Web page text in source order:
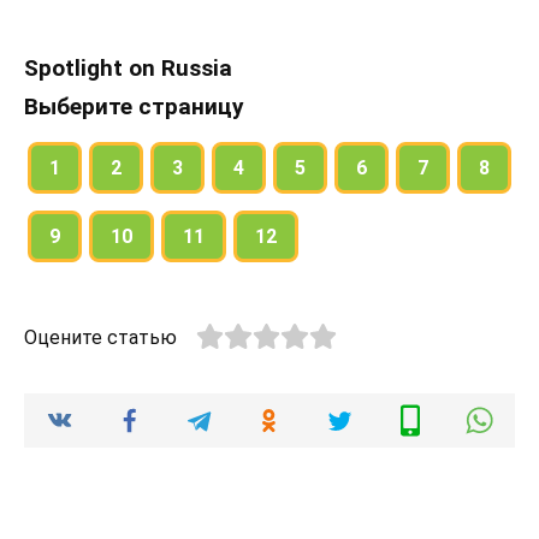
Spotlight on Russia
Выберите страницу
1 2 3 4 5 6 7 8
9 10 11 12
Оцените статью